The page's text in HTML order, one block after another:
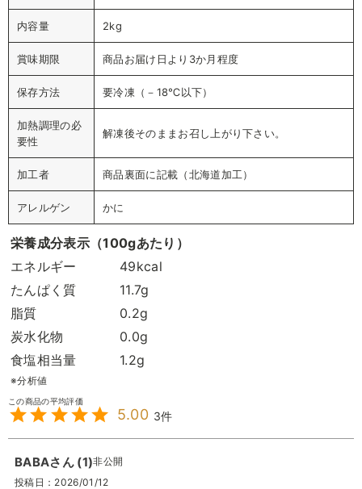
内容量 2kg
賞味期限 商品お届け日より3か月程度
保存方法 要冷凍（－18℃以下）
加熱調理の必
要性
解凍後そのままお召し上がり下さい。
加工者 商品裏面に記載（北海道加工）
アレルゲン かに
栄養成分表示（100gあたり）
エネルギー
49kcal
たんぱく質
11.7g
脂質
0.2g
炭水化物
0.0g
食塩相当量
1.2g
※分析値
5.00 3
BABA 1 非公開
投稿日
2026/01/12